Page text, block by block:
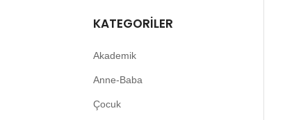
KATEGORILER
Akademik
Anne-Baba
Çocuk